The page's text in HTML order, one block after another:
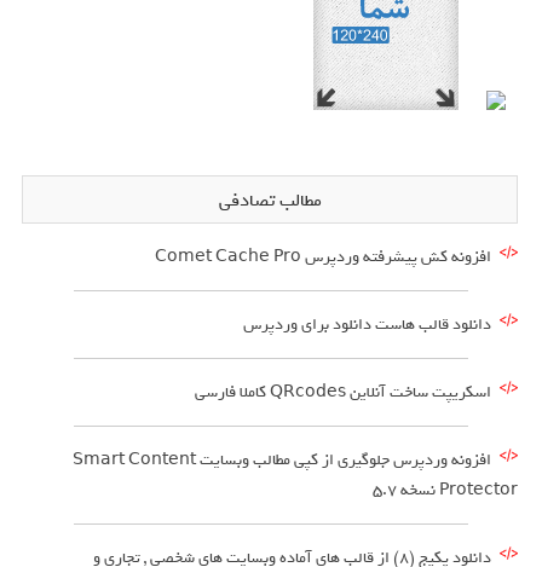
مطالب تصادفی
افزونه کش پیشرفته وردپرس Comet Cache Pro
دانلود قالب هاست دانلود برای وردپرس
اسکریپت ساخت آنلاین QRcodes کاملا فارسی
افزونه وردپرس جلوگیری از کپی مطالب وبسایت Smart Content
Protector نسخه 5.7
دانلود پکیج (8) از قالب های آماده وبسایت های شخصی , تجاری و